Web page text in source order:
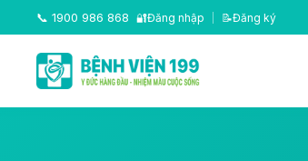
📞 1900 986 868 🔐Đăng nhập 📝Đăng ký